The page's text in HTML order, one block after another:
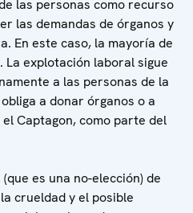
las personas como recurso
las demandas de órganos y
En este caso, la mayoría de
La explotación laboral sigue
a las personas de la
a donar órganos o a
Captagon, como parte del
es una no-elección) de
crueldad y el posible